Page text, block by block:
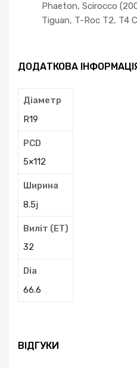
Phaeton, Scirocco
Tiguan, T-Roc T2, T4
ДОДАТКОВА
Діаметр
R19
PCD
5×112
Ширина
8.5j
Виліт (ЕТ)
32
Dia
66.6
ВІДГУКИ